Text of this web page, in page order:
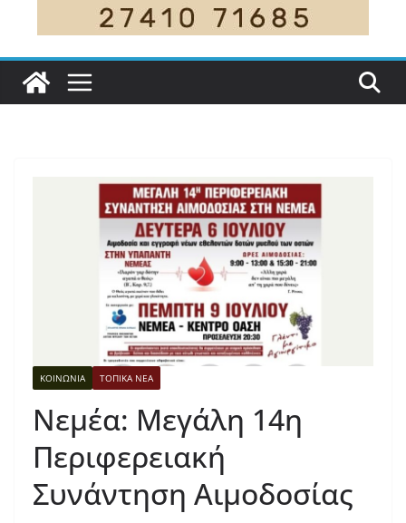
ΚΟΙΝΩΝΙΑ ΤΟΠΙΚΑ ΝΕΑ
Νεμέα: Μεγάλη 14η
Περιφερειακή
Συνάντηση Αιμοδοσίας